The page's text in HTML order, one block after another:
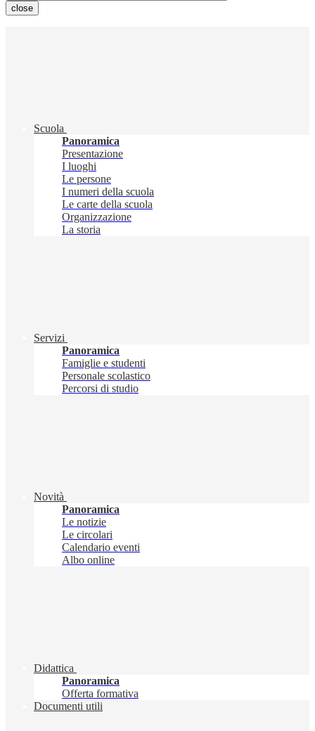
close
Scuola
Panoramica
Presentazione
I luoghi
Le persone
I numeri della scuola
Le carte della scuola
Organizzazione
La storia
Servizi
Panoramica
Famiglie e studenti
Personale scolastico
Percorsi di studio
Novità
Panoramica
Le notizie
Le circolari
Calendario eventi
Albo online
Didattica
Panoramica
Offerta formativa
Documenti utili